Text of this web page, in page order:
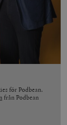
för Podbean.
från Podbean